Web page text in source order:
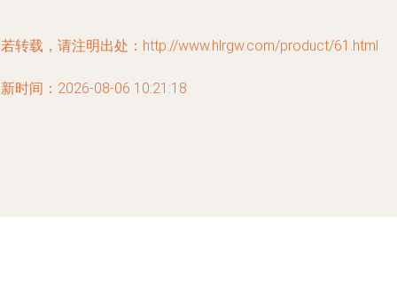
转载，请注明出处：http://www.hlrgw.com/product/61.html
时间：2026-08-06 10:21:18